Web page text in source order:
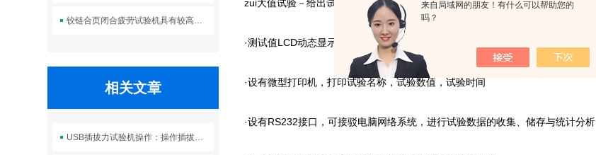
来自局域网的朋友！有什么可以帮助您的
吗？
铰链合页闭合疲劳试验机具有较高的强度和刚度
相关文章
USB插拔力试验机操作：操作插拔力试验机如何校准？
zui大值试验－给出试验过程zui大值，打印试验报告
·测试值LCD动态显示；
·设有微型打印机，打印试验名称，试验数值，试验时间
·设有RS232接口，可接驳电脑网络系统，进行试验数据的收集、储存与统计分析